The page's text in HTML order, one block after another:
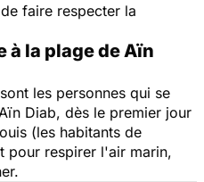
faire respecter la
à la plage de Aïn
les personnes qui se
Diab, dès le premier jour
(les habitants de
pour respirer l'air marin,